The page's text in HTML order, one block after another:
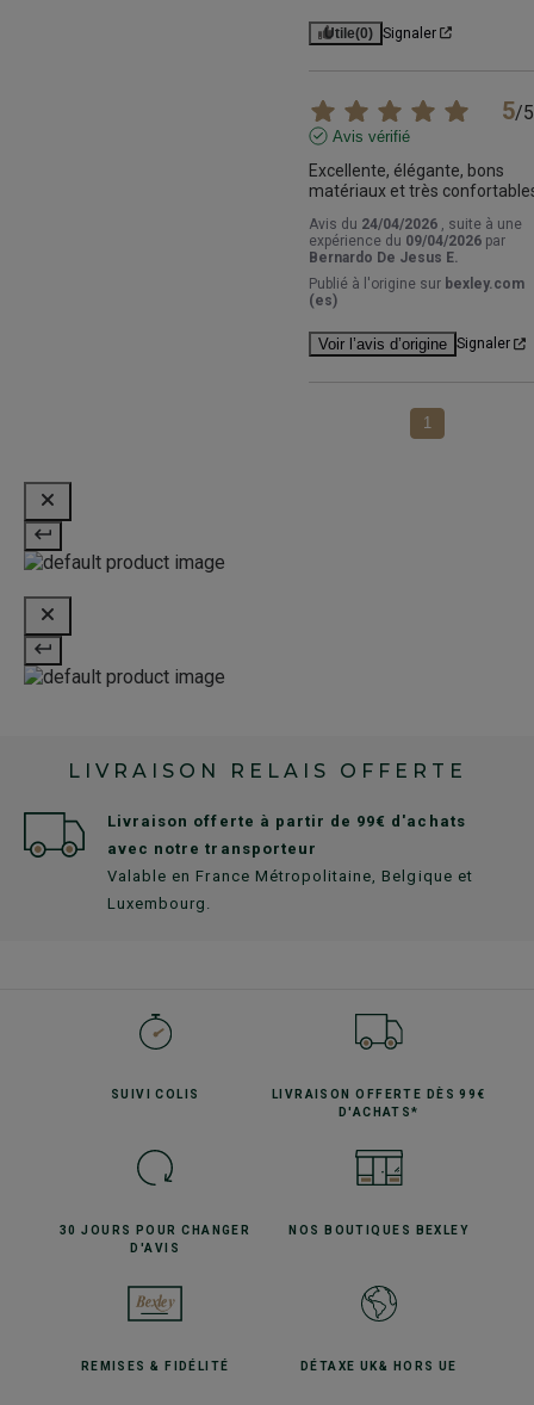
Utile(0) Signaler
5/5
Avis vérifié
Excellente, élégante, bons
matériaux et très
Avis du 24/04/2026
, suite à une
expérience du 09/04/2026 par
Bernardo De Jesus E.
Publié à l'origine sur bexley.com
(es)
Voir l’avis d’origine Signaler
1
LIVRAISON RELAIS OFFERTE
Livraison offerte à partir de 99€ d'achats
avec notre transporteur
Valable en France Métropolitaine, Belgique et
Luxembourg.
SUIVICOLIS LIVRAISON OFFERTE
DÈS 99€
D'ACHATS*
30 JOURS POURCHANGER
D'AVIS
NOS BOUTIQUES BEXLEY
REMISES& FIDÉLITÉ DÉTAXE UK& HORS UE